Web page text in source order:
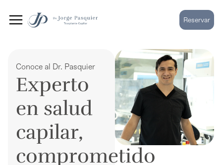
contenido
Reservar
Conoce al Dr. Pasquier
Experto
en salud
capilar,
comprometido